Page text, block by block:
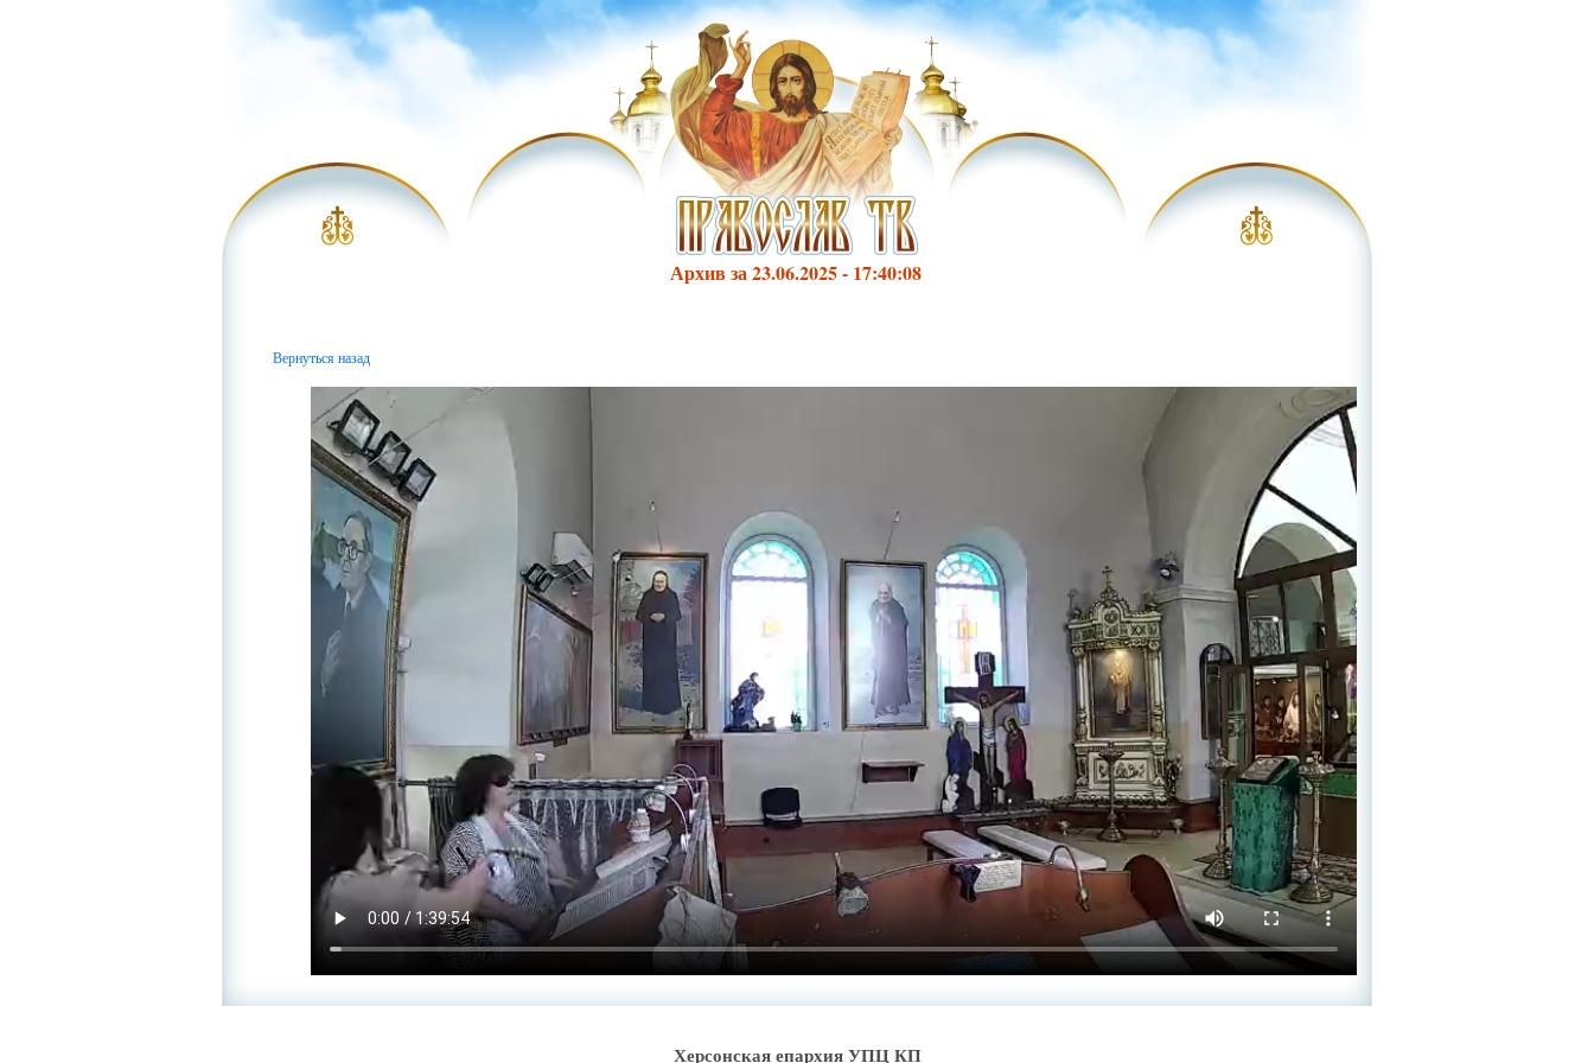
Архив за 23.06.2025 - 17:40:08
Вернуться назад
Херсонская епархия УПЦ КП